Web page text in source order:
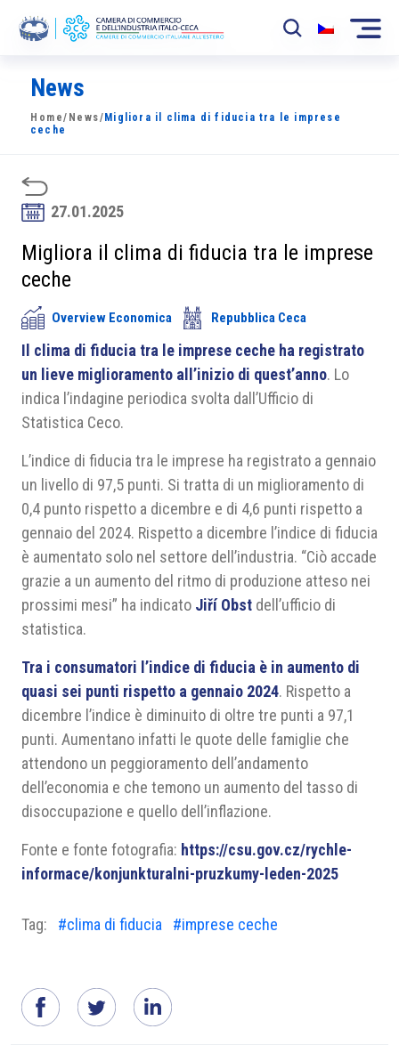
La Camera
News
Sviluppo Mercato
Soci
Partner
Progetti
Area riservata
News
Home/ News/ Migliora il clima di fiducia tra le imprese
ceche
27.01.2025
Migliora il clima di fiducia tra le imprese
ceche
Overview Economica Repubblica Ceca
Il clima di fiducia tra le imprese ceche ha registrato
un lieve miglioramento all’inizio di quest’anno. Lo
indica l’indagine periodica svolta dall’Ufficio di
Statistica Ceco.
L’indice di fiducia tra le imprese ha registrato a gennaio
un livello di 97,5 punti. Si tratta di un miglioramento di
0,4 punto rispetto a dicembre e di 4,6 punti rispetto a
gennaio del 2024. Rispetto a dicembre l’indice di fiducia
è aumentato solo nel settore dell’industria. “Ciò accade
grazie a un aumento del ritmo di produzione atteso nei
prossimi mesi” ha indicato Jiří Obst dell’ufficio di
statistica.
Tra i consumatori l’indice di fiducia è in aumento di
quasi sei punti rispetto a gennaio 2024. Rispetto a
dicembre l’indice è diminuito di oltre tre punti a 97,1
punti. Aumentano infatti le quote delle famiglie che
attendono un peggioramento dell’andamento
dell’economia e che temono un aumento del tasso di
disoccupazione e quello dell’inflazione.
Fonte e fonte fotografia: https://csu.gov.cz/rychle-
informace/konjunkturalni-pruzkumy-leden-2025
Tag: #clima di fiducia #imprese ceche